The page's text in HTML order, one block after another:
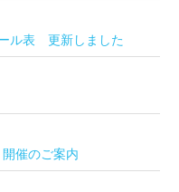
ル表 更新しました
催のご案内